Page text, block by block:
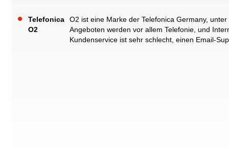
Telefonica
O2
O2 ist eine Marke der Telefonica Germany,
Angeboten werden vor allem Telefonie, und
Kundenservice ist sehr schlecht, einen Email-